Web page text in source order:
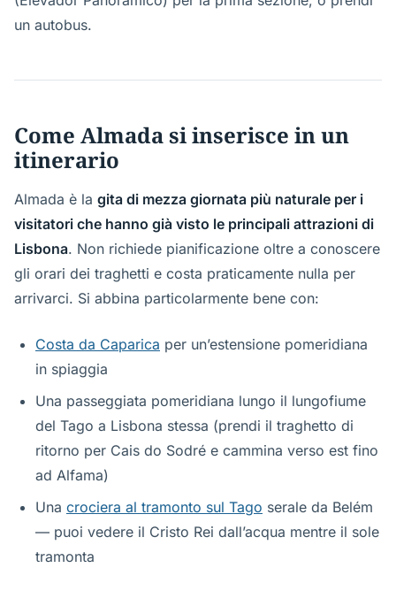
un autobus.
Come Almada si inserisce in un
itinerario
Almada è la gita di mezza giornata più naturale per i
visitatori che hanno già visto le principali attrazioni di
Lisbona. Non richiede pianificazione oltre a conoscere
gli orari dei traghetti e costa praticamente nulla per
arrivarci. Si abbina particolarmente bene con:
Costa da Caparica per un’estensione pomeridiana
in spiaggia
Una passeggiata pomeridiana lungo il lungofiume
del Tago a Lisbona stessa (prendi il traghetto di
ritorno per Cais do Sodré e cammina verso est fino
ad Alfama)
Una crociera al tramonto sul Tago serale da Belém
— puoi vedere il Cristo Rei dall’acqua mentre il sole
tramonta